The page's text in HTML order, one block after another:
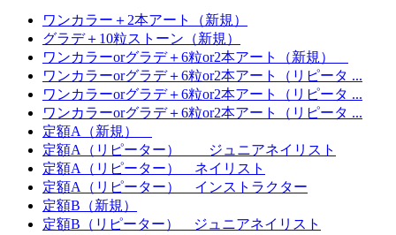
ワンカラー＋2本アート（新規）
グラデ＋10粒ストーン（新規）
ワンカラーorグラデ＋6粒or2本アート（新規）
ワンカラーorグラデ＋6粒or2本アート（リピータ ...
ワンカラーorグラデ＋6粒or2本アート（リピータ ...
ワンカラーorグラデ＋6粒or2本アート（リピータ ...
定額A（新規）
定額A（リピーター） ジュニアネイリスト
定額A（リピーター） ネイリスト
定額A（リピーター） インストラクター
定額B（新規）
定額B（リピーター） ジュニアネイリスト